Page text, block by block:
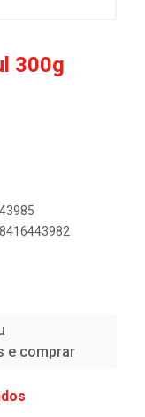
300g
e comprar